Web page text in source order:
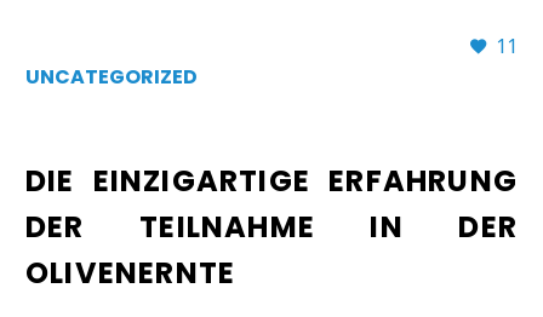
11
UNCATEGORIZED
DIE EINZIGARTIGE ERFAHRUNG
DER TEILNAHME IN DER
OLIVENERNTE